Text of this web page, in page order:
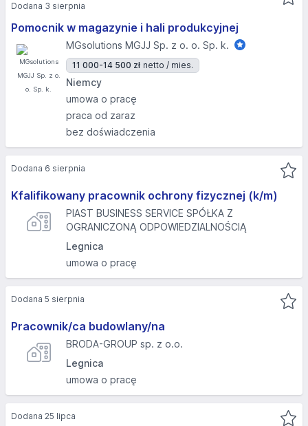
Pomocnik w magazynie i hali produkcyjnej
MGsolutions MGJJ Sp. z o. o. Sp. k.
11 000-14 500 zł netto / mies.
Niemcy
umowa o pracę
praca od zaraz
bez doświadczenia
Dodana 3 sierpnia
Kfalifikowany pracownik ochrony fizycznej (k/m)
PIAST BUSINESS SERVICE SPÓŁKA Z
OGRANICZONĄ ODPOWIEDZIALNOŚCIĄ
Legnica
umowa o pracę
Dodana 6 sierpnia
Pracownik/ca budowlany/na
BRODA-GROUP sp. z o.o.
Legnica
umowa o pracę
Dodana 5 sierpnia
Dodana 25 lipca